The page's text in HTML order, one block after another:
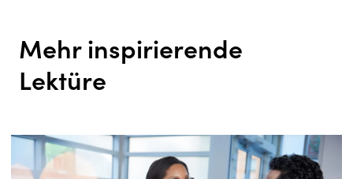
Mehr inspirierende
Lektüre